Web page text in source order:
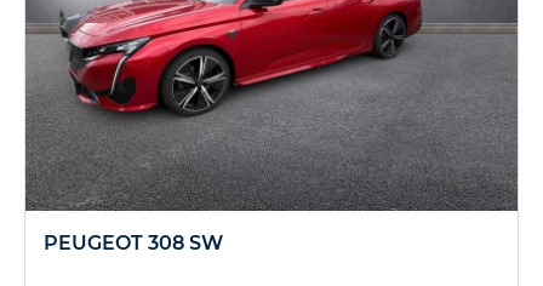
PEUGEOT 308 SW